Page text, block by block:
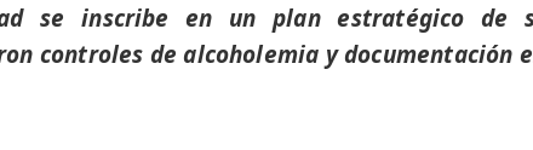
se inscribe en un plan estratégico de
controles de alcoholemia y documentación